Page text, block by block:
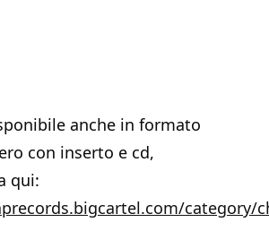
anche in formato
con inserto e cd,
qui:
category/